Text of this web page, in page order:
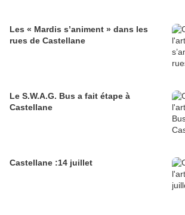
Les « Mardis s’animent » dans les
rues de Castellane
Le S.W.A.G. Bus a fait étape à
Castellane
Castellane :14 juillet